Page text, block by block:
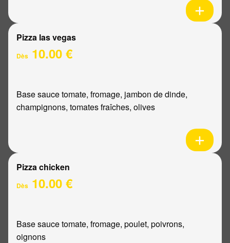
Pizza las vegas
Dès 10.00 €
Base sauce tomate, fromage, jambon de dinde,
champignons, tomates fraîches, olives
Pizza chicken
Dès 10.00 €
Base sauce tomate, fromage, poulet, poivrons,
oignons